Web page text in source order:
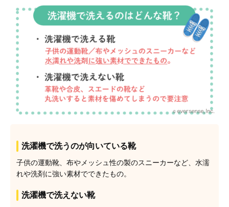
洗濯機で洗うのが向いている靴
子供の運動靴、布やメッシュ性の製のスニーカーなど、水濡
れや洗剤に強い素材でできたもの。
洗濯機で洗えない靴